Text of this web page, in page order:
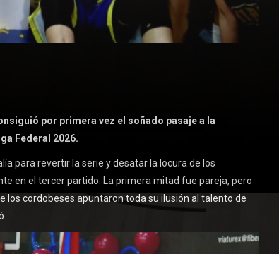
por primera vez el soñado pasaje a la
Federal 2026.
para revertir la serie y desatar la locura de los
en el tercer partido. La primera mitad fue pareja, pero
cordobeses apuntaron toda su ilusión al talento de